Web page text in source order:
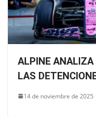
ALPINE ANALIZA
LAS
14 de noviembre de 2025